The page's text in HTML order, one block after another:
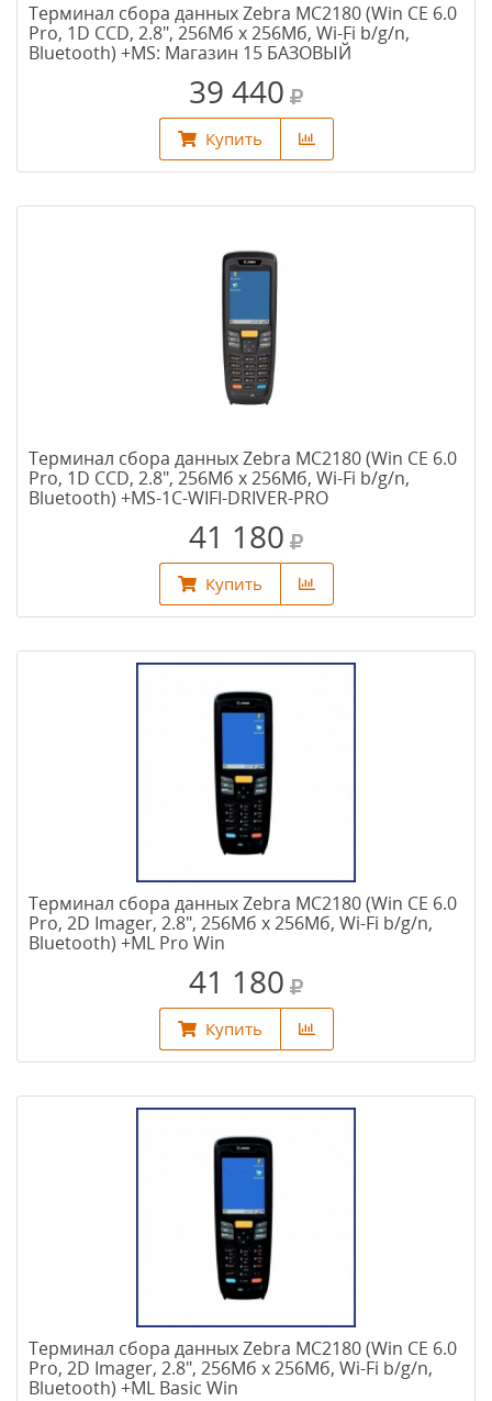
Терминал сбора данных Zebra MC2180 (Win CE 6.0
Pro, 1D CCD, 2.8", 256Мб х 256Мб, Wi-Fi b/g/n,
Bluetooth) +MS: Магазин 15 БАЗОВЫЙ
39 440
Купить
Терминал сбора данных Zebra MC2180 (Win CE 6.0
Pro, 1D CCD, 2.8", 256Мб х 256Мб, Wi-Fi b/g/n,
Bluetooth) +MS-1C-WIFI-DRIVER-PRO
41 180
Купить
Терминал сбора данных Zebra MC2180 (Win CE 6.0
Pro, 2D Imager, 2.8", 256Мб х 256Мб, Wi-Fi b/g/n,
Bluetooth) +ML Pro Win
41 180
Купить
Терминал сбора данных Zebra MC2180 (Win CE 6.0
Pro, 2D Imager, 2.8", 256Мб х 256Мб, Wi-Fi b/g/n,
Bluetooth) +ML Basic Win